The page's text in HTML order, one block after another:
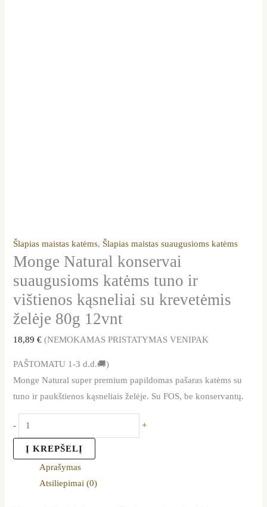
Šlapias maistas katėms, Šlapias maistas suaugusioms katėms
Monge Natural konservai
suaugusioms katėms tuno ir
vištienos kąsneliai su krevetėmis
želėje 80g 12vnt
18,89€ (NEMOKAMAS PRISTATYMAS VENIPAK
PAŠTOMATU 1-3 d.d.🚚)
Monge Natural super premium papildomas pašaras katėms su
tuno ir paukštienos kąsneliais želėje. Su FOS, be konservantų.
- +
Į KREPŠELĮ
Aprašymas
Atsiliepimai (0)